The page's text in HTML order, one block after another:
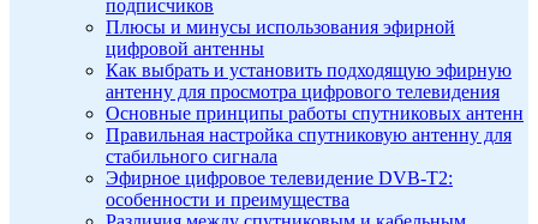
подписчиков
Плюсы и минусы использования эфирной
цифровой антенны
Как выбрать и установить подходящую эфирную
антенну для просмотра цифрового телевидения
Основные принципы работы спутниковых антенн
Правильная настройка спутниковую антенну для
стабильного сигнала
Эфирное цифровое телевидение DVB-T2:
особенности и преимущества